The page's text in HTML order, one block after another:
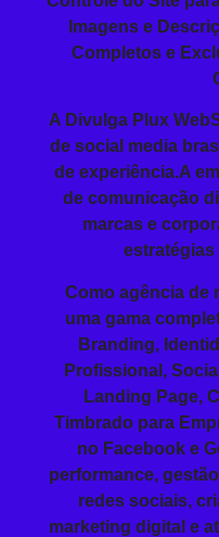
Imagens e
Completos e
A Divulga Plux
de social media
de experiência.A
de comunicação
marcas e
estratégias
Como agência de
uma gama
Branding,
Profissional,
Landing Page,
Timbrado para
no Facebook e
performance,
redes sociais,
marketing digital e